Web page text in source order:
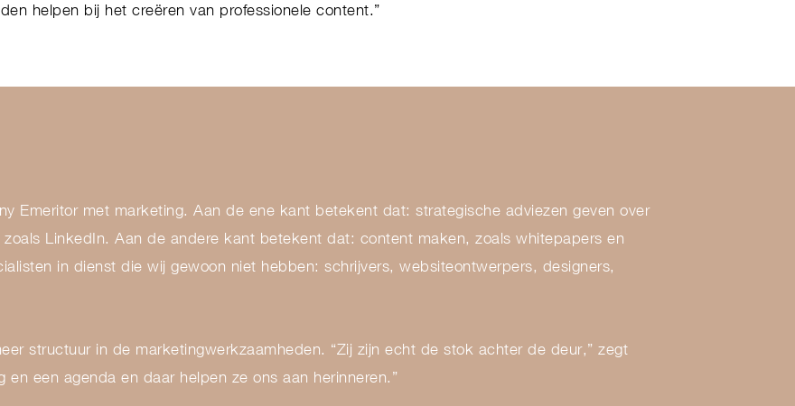
helpen bij het creëren van professionele content.”
Emeritor met marketing. Aan de ene kant betekent dat: strategische adviezen geven over
LinkedIn. Aan de andere kant betekent dat: content maken, zoals whitepapers en
in dienst die wij gewoon niet hebben: schrijvers, websiteontwerpers, designers,
structuur in de marketingwerkzaamheden. “Zij zijn echt de stok achter de deur,” zegt
en een agenda en daar helpen ze ons aan herinneren.”